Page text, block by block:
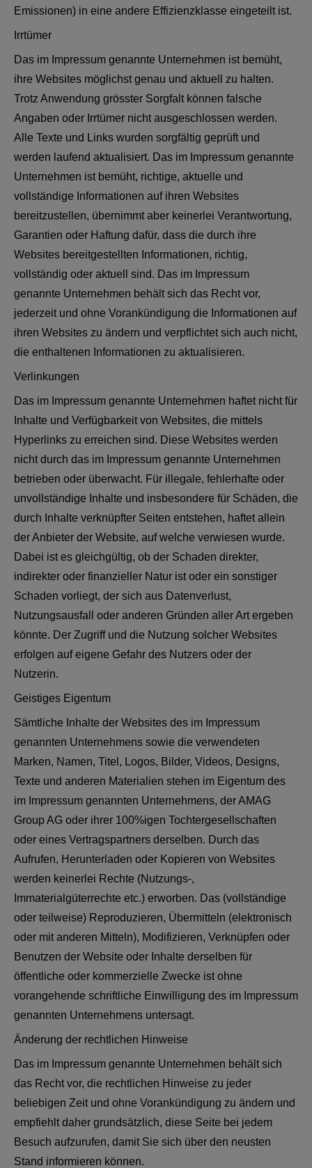
Emissionen) in eine andere Effizienzklasse eingeteilt ist.
Irrtümer
Das im Impressum genannte Unternehmen ist bemüht,
ihre Websites möglichst genau und aktuell zu halten.
Trotz Anwendung grösster Sorgfalt können falsche
Angaben oder Irrtümer nicht ausgeschlossen werden.
Alle Texte und Links wurden sorgfältig geprüft und
werden laufend aktualisiert. Das im Impressum genannte
Unternehmen ist bemüht, richtige, aktuelle und
vollständige Informationen auf ihren Websites
bereitzustellen, übernimmt aber keinerlei Verantwortung,
Garantien oder Haftung dafür, dass die durch ihre
Websites bereitgestellten Informationen, richtig,
vollständig oder aktuell sind. Das im Impressum
genannte Unternehmen behält sich das Recht vor,
jederzeit und ohne Vorankündigung die Informationen auf
ihren Websites zu ändern und verpflichtet sich auch nicht,
die enthaltenen Informationen zu aktualisieren.
Verlinkungen
Das im Impressum genannte Unternehmen haftet nicht für
Inhalte und Verfügbarkeit von Websites, die mittels
Hyperlinks zu erreichen sind. Diese Websites werden
nicht durch das im Impressum genannte Unternehmen
betrieben oder überwacht. Für illegale, fehlerhafte oder
unvollständige Inhalte und insbesondere für Schäden, die
durch Inhalte verknüpfter Seiten entstehen, haftet allein
der Anbieter der Website, auf welche verwiesen wurde.
Dabei ist es gleichgültig, ob der Schaden direkter,
indirekter oder finanzieller Natur ist oder ein sonstiger
Schaden vorliegt, der sich aus Datenverlust,
Nutzungsausfall oder anderen Gründen aller Art ergeben
könnte. Der Zugriff und die Nutzung solcher Websites
erfolgen auf eigene Gefahr des Nutzers oder der
Nutzerin.
Geistiges Eigentum
Sämtliche Inhalte der Websites des im Impressum
genannten Unternehmens sowie die verwendeten
Marken, Namen, Titel, Logos, Bilder, Videos, Designs,
Texte und anderen Materialien stehen im Eigentum des
im Impressum genannten Unternehmens, der AMAG
Group AG oder ihrer 100%igen Tochtergesellschaften
oder eines Vertragspartners derselben. Durch das
Aufrufen, Herunterladen oder Kopieren von Websites
werden keinerlei Rechte (Nutzungs-,
Immaterialgüterrechte etc.) erworben. Das (vollständige
oder teilweise) Reproduzieren, Übermitteln (elektronisch
oder mit anderen Mitteln), Modifizieren, Verknüpfen oder
Benutzen der Website oder Inhalte derselben für
öffentliche oder kommerzielle Zwecke ist ohne
vorangehende schriftliche Einwilligung des im Impressum
genannten Unternehmens untersagt.
Änderung der rechtlichen Hinweise
Das im Impressum genannte Unternehmen behält sich
das Recht vor, die rechtlichen Hinweise zu jeder
beliebigen Zeit und ohne Vorankündigung zu ändern und
empfiehlt daher grundsätzlich, diese Seite bei jedem
Besuch aufzurufen, damit Sie sich über den neusten
Stand informieren können.